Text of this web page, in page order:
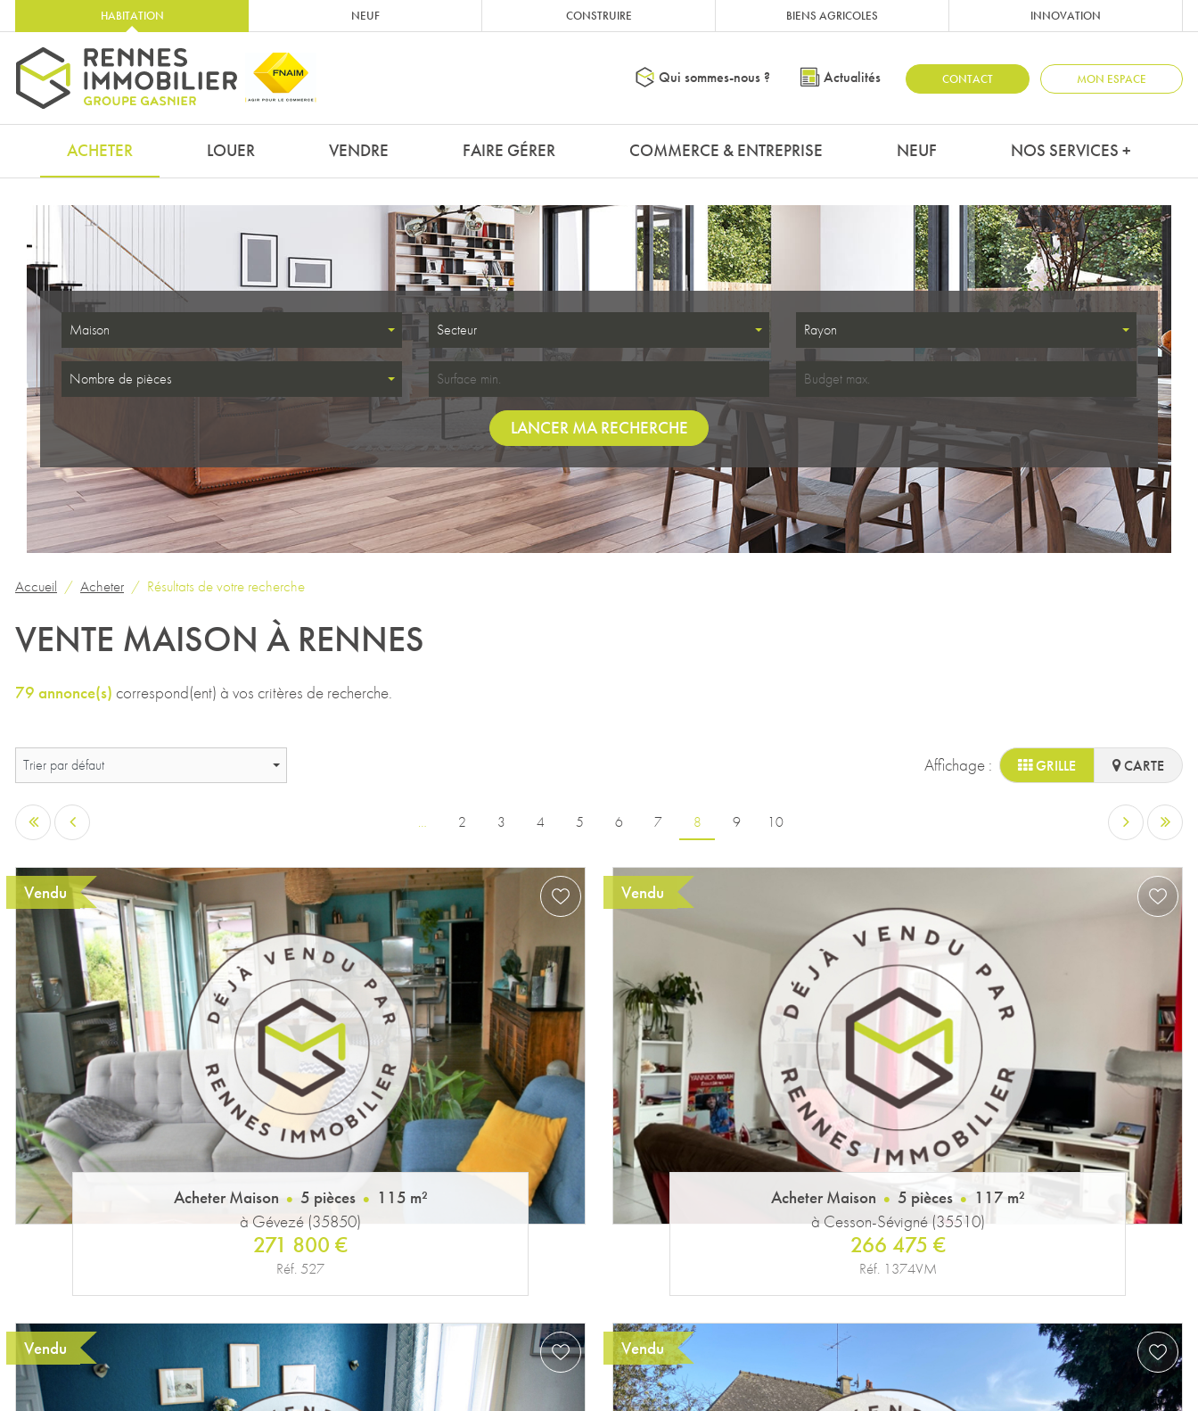
HABITATION NEUF CONSTRUIRE BIENS AGRICOLES INNOVATION
Qui sommes-nous ? Actualités CONTACT MON ESPACE
ACHETER LOUER VENDRE FAIRE GÉRER COMMERCE & ENTREPRISE NEUF NOS SERVICES +
Maison Secteur Rayon
Nombre de pièces
LANCER MA RECHERCHE
Accueil Acheter Résultats de votre recherche
VENTE MAISON À RENNES
79 annonce(s) correspond(ent) à vos critères de recherche.
Trier par défaut Affichage : GRILLE CARTE
… 2 3 4 5 6 7 8 9 10
Vendu
Acheter Maison 5 pièces
115 m²
à Gévezé (35850)
271 800 €
Réf. 527
Vendu
Acheter Maison 5 pièces
117 m²
à Cesson-Sévigné (35510)
266 475 €
Réf. 1374VM
Vendu Vendu